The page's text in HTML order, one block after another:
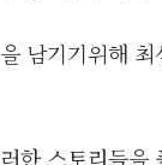
남기기위해 최
한 스토리들을